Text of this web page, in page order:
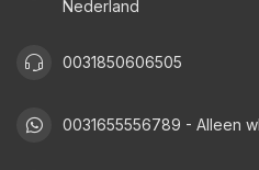
Nederland
0031850606505
0031655556789 - Alleen